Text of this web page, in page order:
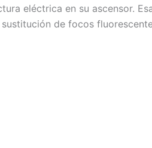
eléctrica en su ascensor.
de focos